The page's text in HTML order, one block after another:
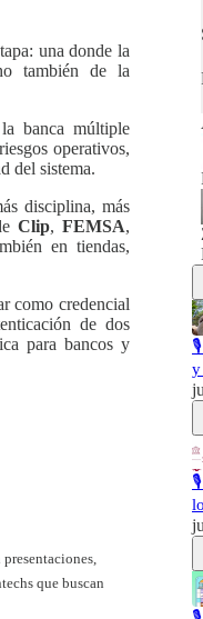
una donde la
también de la
banca múltiple
operativos,
del sistema.
disciplina, más
Clip,FEMSA,
en tiendas,
como credencial
de dos
para bancos y
que buscan
y